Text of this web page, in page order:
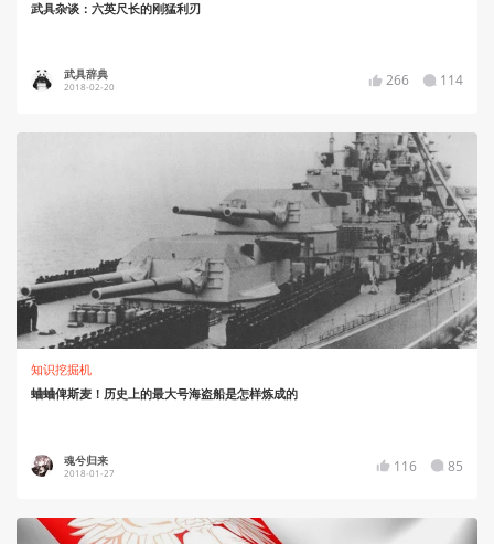
武具杂谈：六英尺长的刚猛利刃
武具辞典
2018-02-20 266 114
知识挖掘机
蛐蛐俾斯麦！历史上的最大号海盗船是怎样炼成的
魂兮归来
2018-01-27 116 85